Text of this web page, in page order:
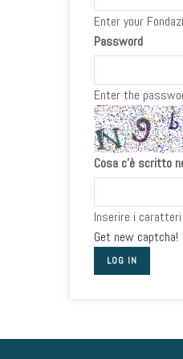
Enter your
Password
Enter the
Cosa c'è scritto
Inserire i
Get new captcha!